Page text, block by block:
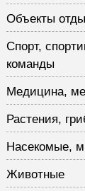
Объекты
Спорт,
команды
Медицина,
Растения,
Насекомые,
Животные